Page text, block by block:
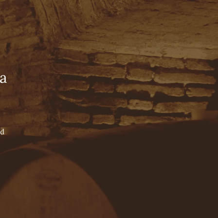
Tienda Online
Español
NUESTRO LEGADO
NUESTROS ENÓLOGOS
NUESTROS VALLES
WINE BLOG CONTACTO